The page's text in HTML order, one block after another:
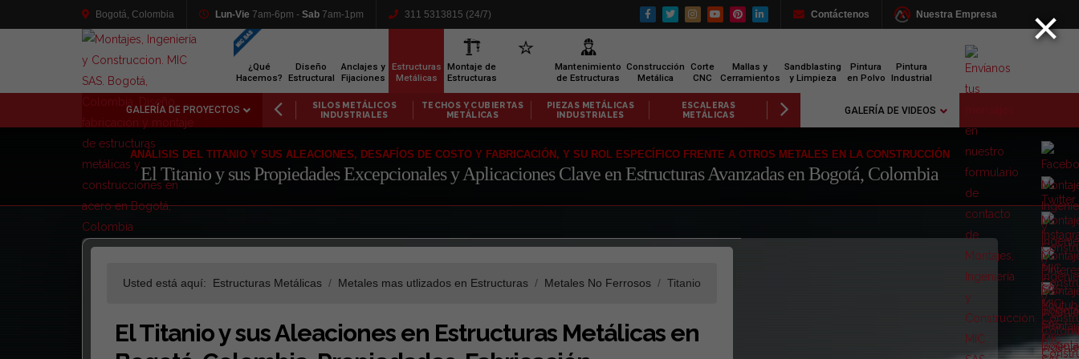
Bogotá, Colombia Lun-Vie 7am-6pm - Sab 7am-1pm 311 5313815 (24/7) Nuestra Empresa
Contáctenos
¿Qué
Hacemos?
Diseño
Estructural
Anclajes y
Fijaciones
Estructuras
Metálicas
Montaje de
Estructuras
Mantenimiento
de Estructuras
Construcción
Metálica
Corte
CNC
Mallas y
Cerramientos
Sandblasting
y Limpieza
Pintura
en Polvo
Pintura
Industrial
GALERÍA DE PROYECTOS
PUENTES GRÚA
METÁLICOS
SILOS METÁLICOS
INDUSTRIALES
TECHOS Y CUBIERTAS
METÁLICAS
PIEZAS METÁLICAS
INDUSTRIALES
ESCALERAS
METÁLICAS
SEÑALIZACIÓN
VIAL METÁLICA
PUENTES
PEATONALES
CANOPIES
Y GASOLINERAS
GALERÍA DE VIDEOS
ANÁLISIS DEL TITANIO Y SUS ALEACIONES, DESAFÍOS DE COSTO Y FABRICACIÓN, Y SU ROL ESPECÍFICO FRENTE A OTROS METALES EN LA CONSTRUCCIÓN
El Titanio y sus Propiedades Excepcionales y Aplicaciones Clave en Estructuras Avanzadas en Bogotá, Colombia
Usted está aquí: Estructuras Metálicas Metales mas utlizados en Estructuras Metales No Ferrosos Titanio
El Titanio y sus Aleaciones en Estructuras Metálicas en
×